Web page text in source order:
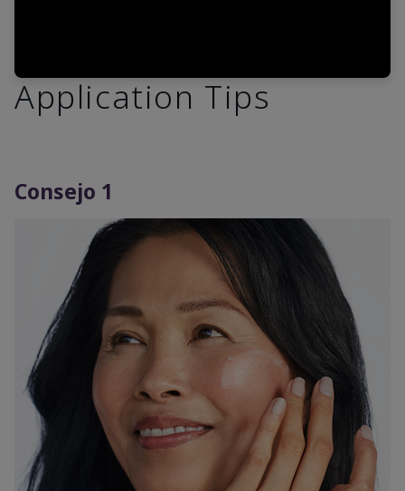
Application Tips
Consejo 1